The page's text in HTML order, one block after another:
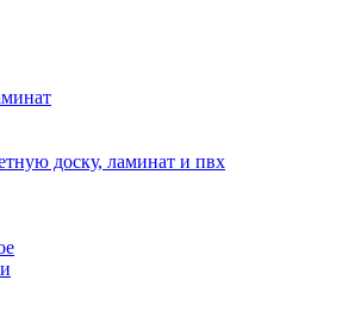
доску, ламинат и пвх